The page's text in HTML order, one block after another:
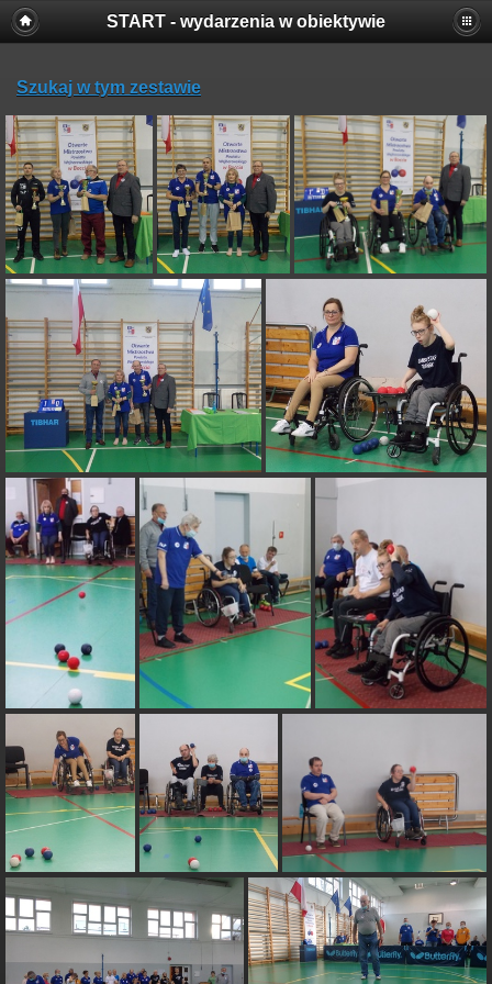
START - wydarzenia w obiektywie
Szukaj w tym zestawie